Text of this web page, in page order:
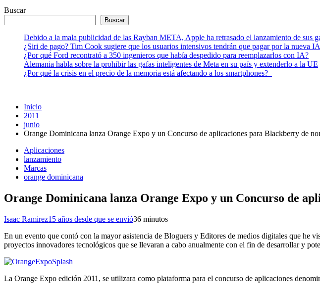
Buscar
Buscar
Debido a la mala publicidad de las Rayban META, Apple ha retrasado el lanzamiento de sus
¿Siri de pago? Tim Cook sugiere que los usuarios intensivos tendrán que pagar por la nueva
¿Por qué Ford recontrató a 350 ingenieros que había despedido para reemplazarlos con IA?
Alemania habla sobre la prohibir las gafas inteligentes de Meta en su país y extenderlo a la UE
¿Por qué la crisis en el precio de la memoria está afectando a los smartphones?
Inicio
2011
junio
Orange Dominicana lanza Orange Expo y un Concurso de aplicaciones para Blackberry de
Aplicaciones
lanzamiento
Marcas
orange dominicana
Orange Dominicana lanza Orange Expo y un Concurso de
Isaac Ramirez15 años desde que se envió36 minutos
En un evento que contó con la mayor asistencia de Bloguers y Editores de medios digitales que
proyectos innovadores tecnológicos que se llevaran a cabo anualmente con el fin de desarrollar y
La Orange Expo edición 2011, se utilizara como plataforma para el concurso de aplicaciones